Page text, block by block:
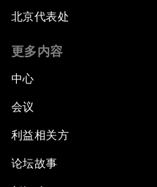
北京代表处
更多内容
中心
会议
利益相关方
论坛故事